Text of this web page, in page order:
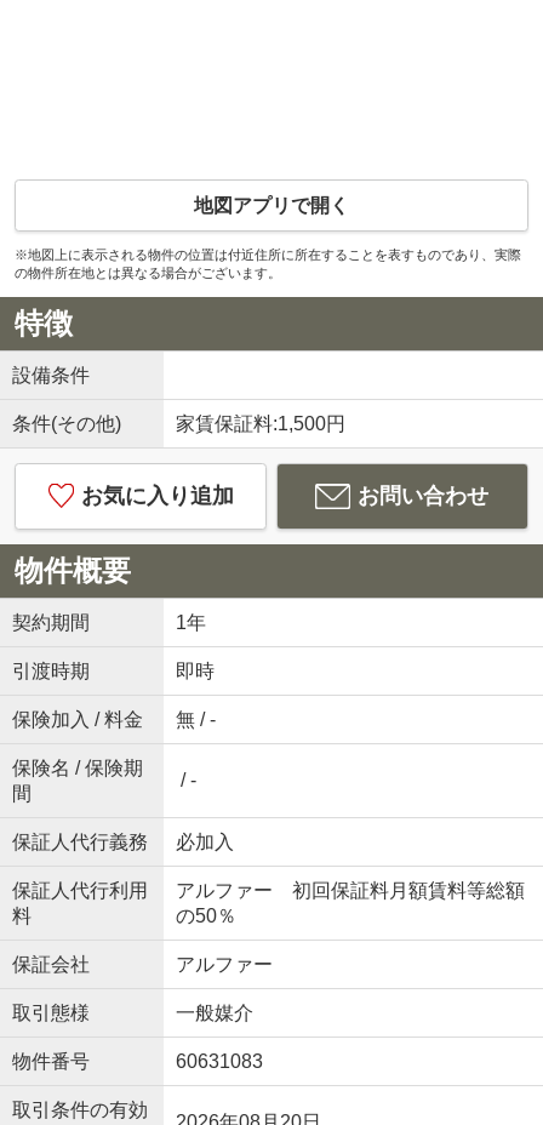
地図アプリで開く
※地図上に表示される物件の位置は付近住所に所在することを表すものであり、実際
の物件所在地とは異なる場合がございます。
特徴
設備条件
条件(その他) 家賃保証料:1,500円
お気に入り追加 お問い合わせ
物件概要
契約期間 1年
引渡時期 即時
保険加入 / 料金 無 / -
保険名 / 保険期
間
/ -
保証人代行義務 必加入
保証人代行利用
料
アルファー 初回保証料月額賃料等総額
の50％
保証会社 アルファー
取引態様 一般媒介
物件番号 60631083
取引条件の有効